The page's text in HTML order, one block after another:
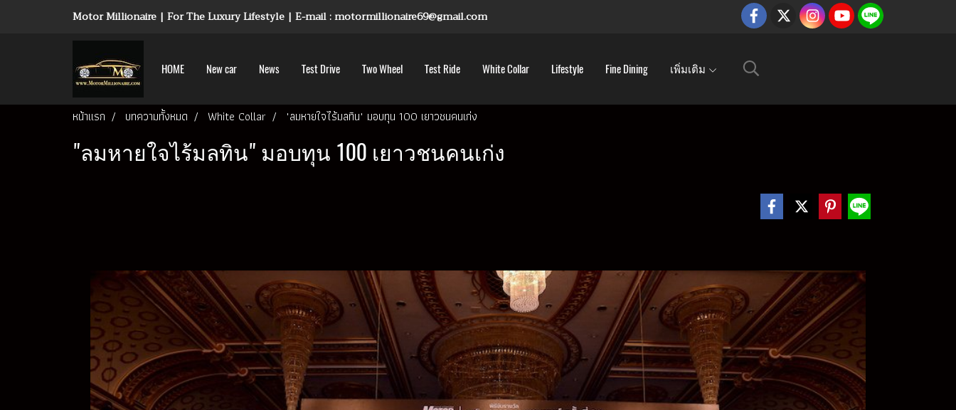
Motor Millionaire | For The Luxury Lifestyle | E-mail : motormillionaire69@gmail.com
HOME New car News Test Drive Two Wheel Test Ride White Collar Lifestyle Fine Dining เพิ่มเติม
หน้าแรก บทความทั้งหมด White Collar "ลมหายใจไร้มลทิน" มอบทุน 100 เยาวชนคนเก่ง
"ลมหายใจไร้มลทิน" มอบทุน 100 เยาวชนคนเก่ง